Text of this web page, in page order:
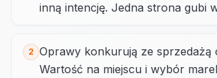
inną intencję. Jedna strona gubi
2 Oprawy konkurują ze sprzedażą
Wartość na miejscu i wybór